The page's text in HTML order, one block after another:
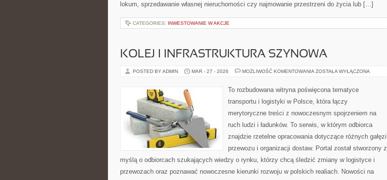
lokum, sprzedawanie własnej nieruchomości czy najmowanie przestrzeni do życia lub […]
CATEGORIES: INWESTOWANIE W AKCJE
KOLEJ I INFRASTRUKTURA SZYNOWA
POSTED BY ADMIN MAR - 27 - 2026 MOŻLIWOŚĆ KOMENTOWANIA KOLEJ
SZYNOWA
ZOSTAŁA WYŁĄCZONA
To rozbudowana witryna poświęcona tematyce
transportu i logistyki w Polsce, która łączy
merytoryczne treści z nowoczesnym spojrzeniem na
ruch ludzi i ładunków. To serwis, w którym odbiorca
znajdzie rzetelne opracowania dotyczące różnych gałęzi
przewozu i organizacji dostaw. Portal został stworzony z
myślą o odbiorcach szukających wiedzy o rynku, którzy chcą śledzić zmiany w logistyce i
przewozach oraz poznawać nowoczesne kierunki rozwoju w polskich realiach. Nowości na